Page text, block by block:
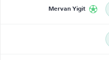
Mervan Yigit